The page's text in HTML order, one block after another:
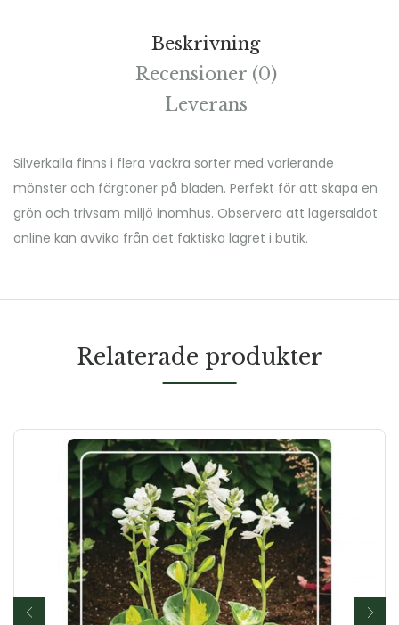
Beskrivning
Recensioner (0)
Leverans
Silverkalla finns i flera vackra sorter med varierande
mönster och färgtoner på bladen. Perfekt för att skapa en
grön och trivsam miljö inomhus. Observera att lagersaldot
online kan avvika från det faktiska lagret i butik.
Relaterade produkter